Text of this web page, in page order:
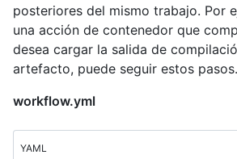
posteriores del mismo trabajo. Por
una acción de contenedor que
desea cargar la salida de
artefacto, puede seguir estos pasos.
workflow.yml
YAML